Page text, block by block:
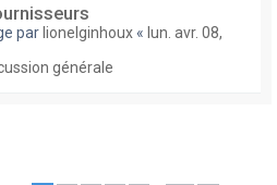
par lionelginhoux « lun. avr. 08,
générale